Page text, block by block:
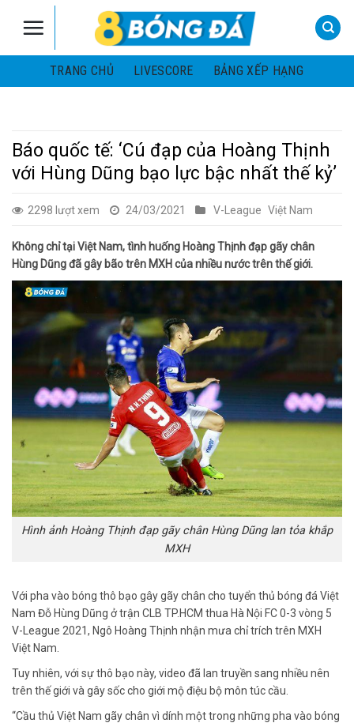
TRANG CHỦ
LIVESCORE BẢNG XẾP HẠNG
Báo quốc tế: ‘Cú đạp của Hoàng Thịnh
với Hùng Dũng bạo lực bậc nhất thế kỷ’
2298 lượt xem 24/03/2021 V-League Việt Nam
Không chỉ tại Việt Nam, tình huống Hoàng Thịnh đạp gãy chân
Hùng Dũng đã gây bão trên MXH của nhiều nước trên thế giới.
Hình ảnh Hoàng Thịnh đạp gãy chân Hùng Dũng lan tỏa khắp
MXH
Với pha vào bóng thô bạo gây gãy chân cho tuyển thủ bóng đá Việt
Nam Đỗ Hùng Dũng ở trận CLB TP.HCM thua Hà Nội FC 0-3 vòng 5
V-League 2021, Ngô Hoàng Thịnh nhận mưa chỉ trích trên MXH
Việt Nam.
Tuy nhiên, với sự thô bạo này, video đã lan truyền sang nhiều nên
trên thế giới và gây sốc cho giới mộ điệu bộ môn túc cầu.
“Cầu thủ Việt Nam gãy chân vì dính một trong những pha vào bóng